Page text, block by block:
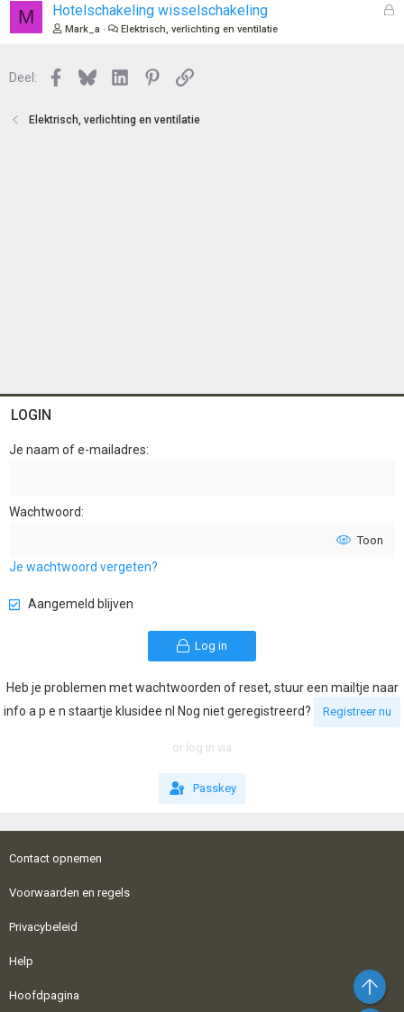
M
G
Hotelschakeling wisselschakeling
Mark_a Elektrisch, verlichting en ventilatie
Deel: Facebook
BlueskyLinkedInPinterest
Link
Elektrisch, verlichting en ventilatie
LOGIN
Je naam of e-mailadres
Wachtwoord
Toon
Je wachtwoord vergeten?
Aangemeld blijven
Log in
Heb je problemen met wachtwoorden of reset, stuur een mailtje naar
info a p e n staartje klusidee nl Nog niet geregistreerd?
Registreer nu
or log in via
Passkey
Contact opnemen
Voorwaarden en regels
Privacybeleid
Help
Hoofdpagina